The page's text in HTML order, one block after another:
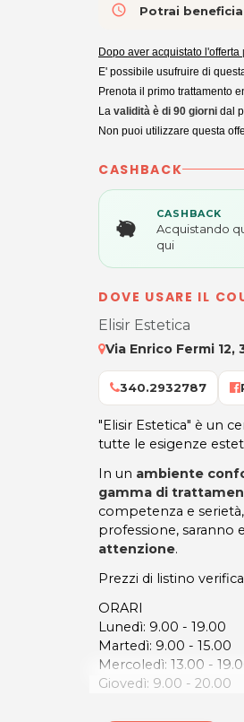
access_time Potrai
Dopo aver acquistato l'offerta
E' possibile usufruire di
Prenota il primo trattamento
La validità è di 90 giorni dal
Non puoi utilizzare questa
CASHBACK
CASHBACK
Acquistando
qui
DOVE USARE IL
Elisir Estetica
Via Enrico Fermi 12,
340.2932787
"Elisir Estetica" è un
tutte le esigenze
In un ambiente
gamma di
competenza e
professione, saranno
attenzione.
Prezzi di listino
ORARI
Lunedì: 9.00 - 19.00
Martedì: 9.00 - 15.00
Mercoledì: 13.00 -
Giovedì: 9.00 - 20.00